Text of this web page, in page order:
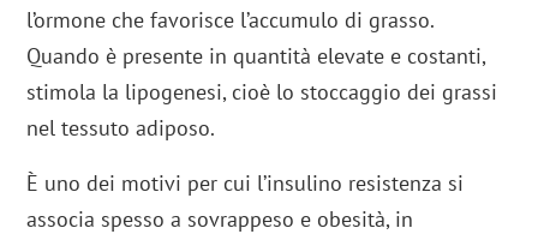
l’ormone che favorisce l’accumulo di grasso.
Quando è presente in quantità elevate e costanti,
stimola la lipogenesi, cioè lo stoccaggio dei grassi
nel tessuto adiposo.
È uno dei motivi per cui l’insulino resistenza si
associa spesso a sovrappeso e obesità, in